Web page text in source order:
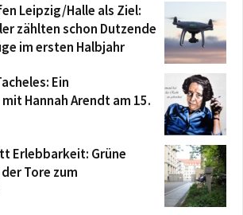
Leipzig/Halle als Ziel:
zählten schon Dutzende
im ersten Halbjahr
Ein
Hannah Arendt am 15.
Erlebbarkeit: Grüne
Tore zum